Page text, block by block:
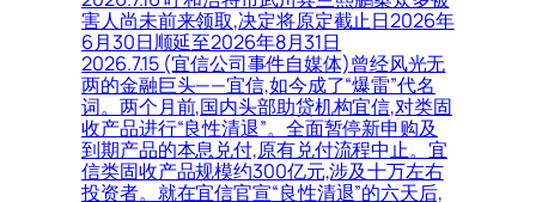
害人尚未前来领取,决定将原定截止日2026年
6月30日顺延至2026年8月31日
2026.7.15 (宜信公司事件自媒体)曾经风光无
两的金融巨头——宜信,如今成了“爆雷”代名
词。两个月前,国内头部助贷机构宜信,对类固
收产品进行“良性清退”。全面暂停新申购及
到期产品的本息兑付,原有兑付流程中止。宜
信类固收产品规模约300亿元,涉及十万左右
投资者。就在宜信官宣“良性清退”的六天后,